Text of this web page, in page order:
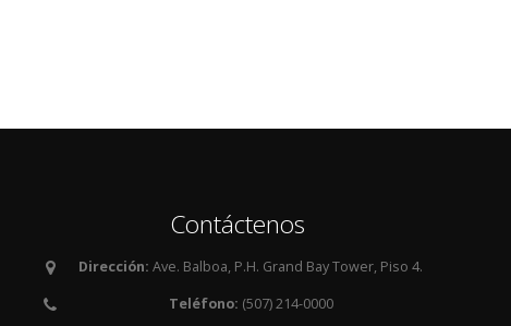
Contáctenos
Dirección: Ave. Balboa, P.H. Grand Bay Tower, Piso 4.
Teléfono: (507) 214-0000